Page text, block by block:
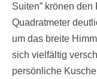
Suiten” krönen
Quadratmeter
um das breite
sich vielfältig
persönliche